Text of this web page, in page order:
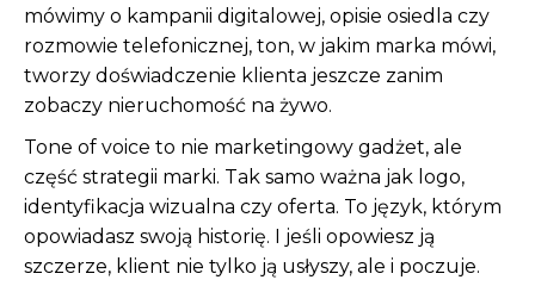
mówimy o kampanii digitalowej, opisie osiedla czy
rozmowie telefonicznej, ton, w jakim marka mówi,
tworzy doświadczenie klienta jeszcze zanim
zobaczy nieruchomość na żywo.
Tone of voice to nie marketingowy gadżet, ale
część strategii marki. Tak samo ważna jak logo,
identyfikacja wizualna czy oferta. To język, którym
opowiadasz swoją historię. I jeśli opowiesz ją
szczerze, klient nie tylko ją usłyszy, ale i poczuje.